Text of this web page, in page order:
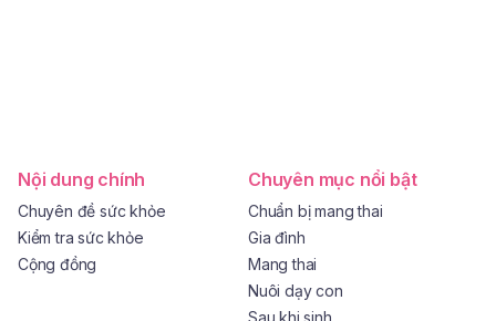
Nội dung chính
Chuyên đề sức khỏe
Kiểm tra sức khỏe
Cộng đồng
Chuyên mục nổi bật
Chuẩn bị mang thai
Gia đình
Mang thai
Nuôi dạy con
Sau khi sinh